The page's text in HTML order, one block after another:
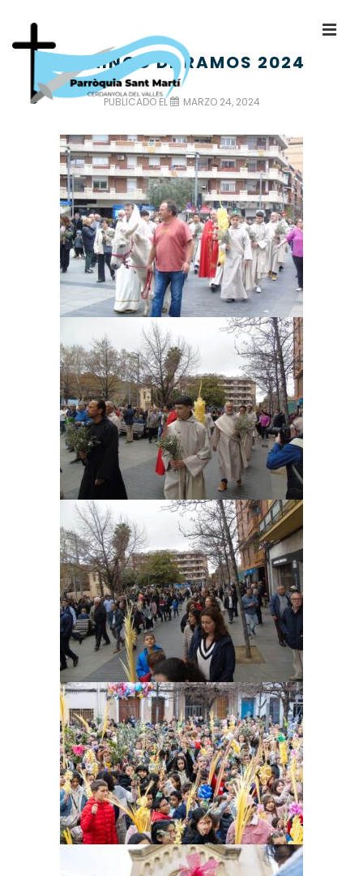
DOMINGO DE RAMOS 2024
PUBLICADO EL MARZO 24, 2024